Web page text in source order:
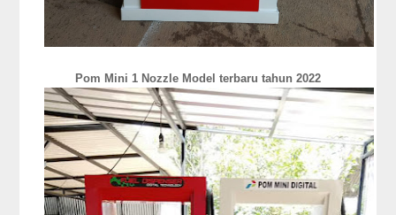
Pom Mini 1 Nozzle Model terbaru tahun 2022